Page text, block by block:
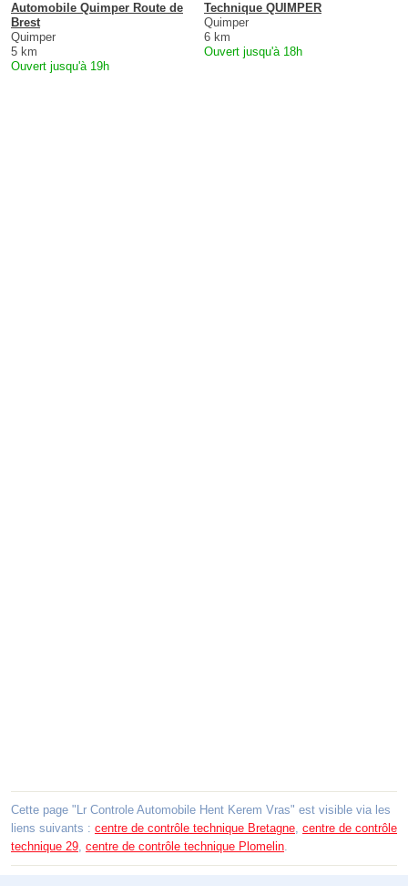
Automobile Quimper Route de
Brest
Quimper
5 km
Ouvert jusqu'à 19h
Technique QUIMPER
Quimper
6 km
Ouvert jusqu'à 18h
Cette page "Lr Controle Automobile Hent Kerem Vras" est visible via les
liens suivants : centre de contrôle technique Bretagne, centre de contrôle
technique 29, centre de contrôle technique Plomelin.